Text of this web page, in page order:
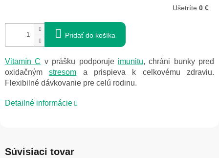
Ušetríte 0 €
Pridať do košíka
Vitamín C v prášku podporuje imunitu, chráni bunky pred
oxidačnýmstresom a prispieva k celkovému zdraviu.
Flexibilné dávkovanie pre celú rodinu.
Detailné informácie
Súvisiaci tovar